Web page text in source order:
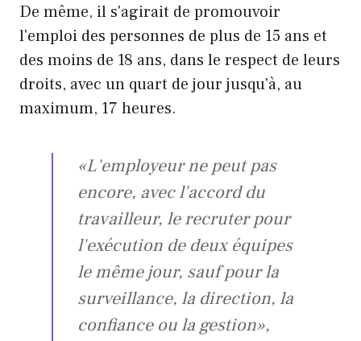
De même, il s'agirait de promouvoir
l'emploi des personnes de plus de 15 ans et
des moins de 18 ans, dans le respect de leurs
droits, avec un quart de jour jusqu'à, au
maximum, 17 heures.
«L'employeur ne peut pas
encore, avec l'accord du
travailleur, le recruter pour
l'exécution de deux équipes
le même jour, sauf pour la
surveillance, la direction, la
confiance ou la gestion»,